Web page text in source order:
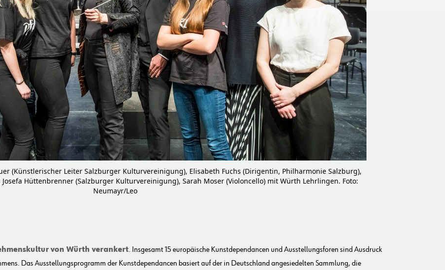
(Künstlerischer Leiter Salzburger Kulturvereinigung), Elisabeth Fuchs (Dirigentin, Philharmonie Salzburg),
Hüttenbrenner (Salzburger Kulturvereinigung), Sarah Moser (Violoncello) mit Würth Lehrlingen. Foto:
Neumayr/Leo
von Würth verankert. Insgesamt 15 europäische Kunstdependancen und Ausstellungsforen sind Ausdruck
Das Ausstellungsprogramm der Kunstdependancen basiert auf der in Deutschland angesiedelten Sammlung, die